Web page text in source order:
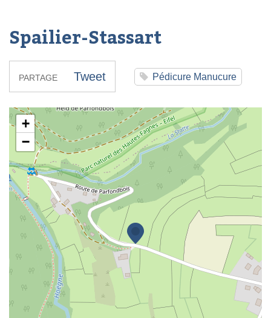
Spailier-Stassart
PARTAGE Tweet Pédicure Manucure
Spailier-Stassart
+
−